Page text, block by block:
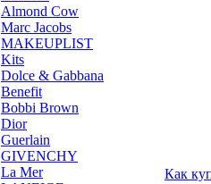
Almond Cow
Marc Jacobs
MAKEUPLIST
Kits
Dolce & Gabbana
Benefit
Bobbi Brown
Dior
Guerlain
GIVENCHY
La Mer
Как